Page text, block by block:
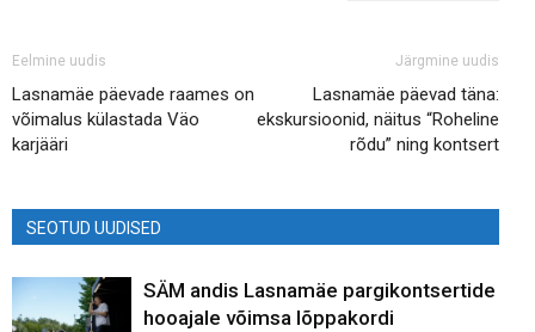
Eelmine uudis
Lasnamäe päevade raames on
võimalus külastada Väo
karjääri
Järgmine uudis
Lasnamäe päevad täna:
ekskursioonid, näitus “Roheline
rõdu” ning kontsert
SEOTUD UUDISED
SÄM andis Lasnamäe pargikontsertide
hooajale võimsa lõppakordi